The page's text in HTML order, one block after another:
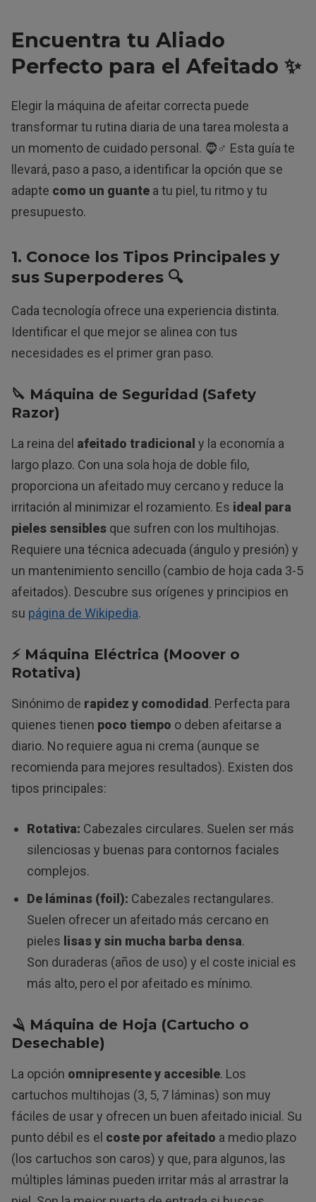
Encuentra tu Aliado
Perfecto para el Afeitado ✨
Elegir la máquina de afeitar correcta puede
transformar tu rutina diaria de una tarea molesta a
un momento de cuidado personal. 🧔♂️ Esta guía te
llevará, paso a paso, a identificar la opción que se
adapte como un guante a tu piel, tu ritmo y tu
presupuesto.
1. Conoce los Tipos Principales y
sus Superpoderes 🔍
Cada tecnología ofrece una experiencia distinta.
Identificar el que mejor se alinea con tus
necesidades es el primer gran paso.
🔪 Máquina de Seguridad (Safety
Razor)
La reina del afeitado tradicional y la economía a
largo plazo. Con una sola hoja de doble filo,
proporciona un afeitado muy cercano y reduce la
irritación al minimizar el rozamiento. Es ideal para
pieles sensibles que sufren con los multihojas.
Requiere una técnica adecuada (ángulo y presión) y
un mantenimiento sencillo (cambio de hoja cada 3-5
afeitados). Descubre sus orígenes y principios en
su página de Wikipedia.
⚡ Máquina Eléctrica (Moover o
Rotativa)
Sinónimo de rapidez y comodidad. Perfecta para
quienes tienen poco tiempo o deben afeitarse a
diario. No requiere agua ni crema (aunque se
recomienda para mejores resultados). Existen dos
tipos principales:
Rotativa: Cabezales circulares. Suelen ser más
silenciosas y buenas para contornos faciales
complejos.
De láminas (foil): Cabezales rectangulares.
Suelen ofrecer un afeitado más cercano en
pieles lisas y sin mucha barba densa.
Son duraderas (años de uso) y el coste inicial es
más alto, pero el por afeitado es mínimo.
🪒 Máquina de Hoja (Cartucho o
Desechable)
La opción omnipresente y accesible. Los
cartuchos multihojas (3, 5, 7 láminas) son muy
fáciles de usar y ofrecen un buen afeitado inicial. Su
punto débil es el coste por afeitado a medio plazo
(los cartuchos son caros) y que, para algunos, las
múltiples láminas pueden irritar más al arrastrar la